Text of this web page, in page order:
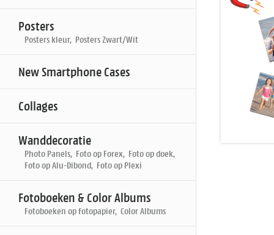
Posters
Posters kleur, Posters Zwart/Wit
New Smartphone Cases
Collages
Wanddecoratie
Photo Panels, Foto op Forex, Foto op doek,
Foto op Alu-Dibond, Foto op Plexi
Fotoboeken & Color Albums
Fotoboeken op fotopapier, Color Albums